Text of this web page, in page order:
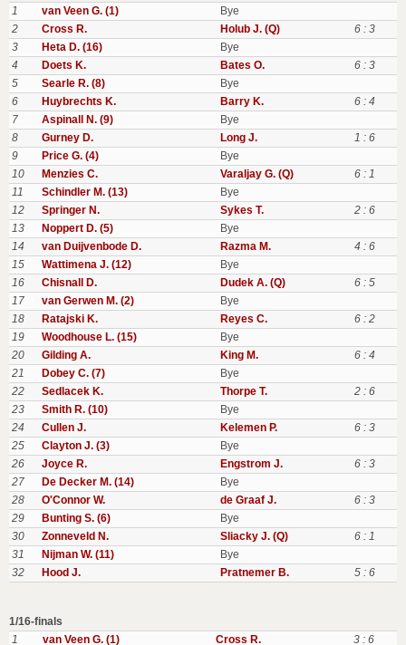
1
van Veen G. (1)
Bye
2
Cross R. Holub J. (Q)
6 : 3
3
Heta D. (16)
Bye
4
Doets K. Bates O.
6 : 3
5
Searle R. (8)
Bye
6
Huybrechts K. Barry K.
6 : 4
7
Aspinall N. (9)
Bye
8
Gurney D. Long J.
1 : 6
9
Price G. (4)
Bye
10
Menzies C. Varaljay G. (Q)
6 : 1
11
Schindler M. (13)
Bye
12
Springer N. Sykes T.
2 : 6
13
Noppert D. (5)
Bye
14
van Duijvenbode D. Razma M.
4 : 6
15
Wattimena J. (12)
Bye
16
Chisnall D. Dudek A. (Q)
6 : 5
17
van Gerwen M. (2)
Bye
18
Ratajski K. Reyes C.
6 : 2
19
Woodhouse L. (15)
Bye
20
Gilding A. King M.
6 : 4
21
Dobey C. (7)
Bye
22
Sedlacek K. Thorpe T.
2 : 6
23
Smith R. (10)
Bye
24
Cullen J. Kelemen P.
6 : 3
25
Clayton J. (3)
Bye
26
Joyce R. Engstrom J.
6 : 3
27
De Decker M. (14)
Bye
28
O'Connor W. de Graaf J.
6 : 3
29
Bunting S. (6)
Bye
30
Zonneveld N. Sliacky J. (Q)
6 : 1
31
Nijman W. (11)
Bye
32
Hood J. Pratnemer B. 5 : 6
1/16-finals
1
van Veen G. (1) Cross R. 3 : 6